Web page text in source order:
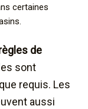
certaines
de
sont
requis. Les
aussi